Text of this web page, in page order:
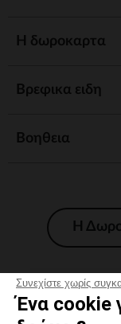
Συνεχίστε χωρίς
Ένα cookie
Η δωροκαρτα
Βρεφικα ειδη
Βοηθεια
Η